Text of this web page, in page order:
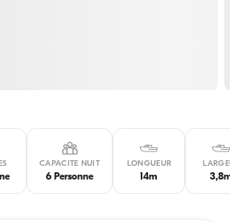
CAPACITE NUIT
6 Personne
LONGUEUR
14m